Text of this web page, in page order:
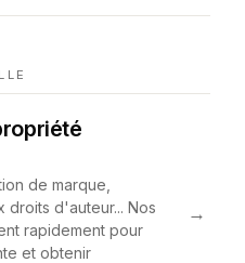
de marque,
droits d'auteur... Nos
rapidement pour
et obtenir
→